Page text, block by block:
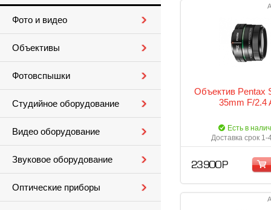
Фото и видео
Объективы
Фотовспышки
Студийное оборудование
Видео оборудование
Звуковое оборудование
Оптические приборы
Объектив Pentax
35mm F/2.4
Есть в
Доставка срок 1-
23 900 Р